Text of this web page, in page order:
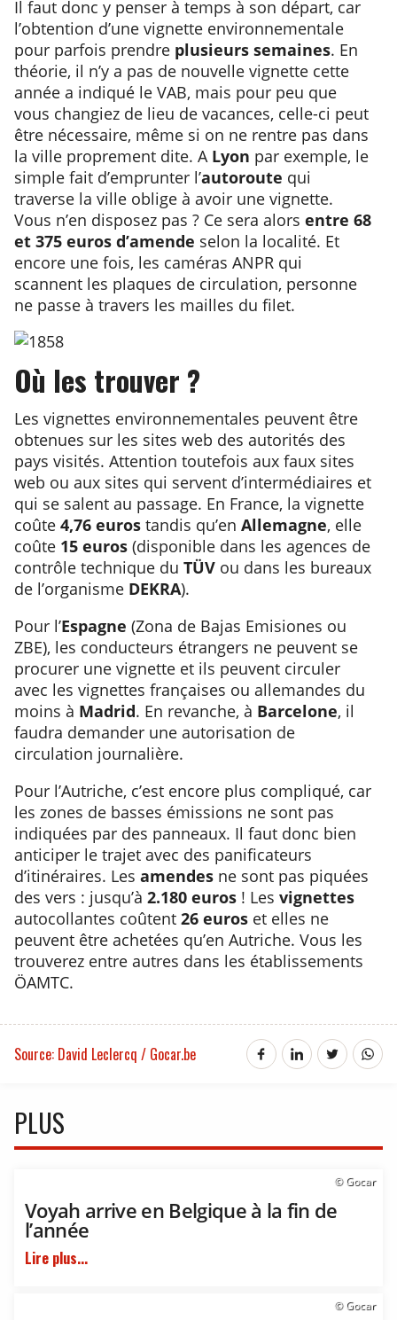
Il faut donc y penser à temps à son départ, car
l’obtention d’une vignette environnementale
pour parfois prendre plusieurs semaines. En
théorie, il n’y a pas de nouvelle vignette cette
année a indiqué le VAB, mais pour peu que
vous changiez de lieu de vacances, celle-ci peut
être nécessaire, même si on ne rentre pas dans
la ville proprement dite. A Lyon par exemple, le
simple fait d’emprunter l’autoroute qui
traverse la ville oblige à avoir une vignette.
Vous n’en disposez pas ? Ce sera alors entre 68
et 375 euros d’amende selon la localité. Et
encore une fois, les caméras ANPR qui
scannent les plaques de circulation, personne
ne passe à travers les mailles du filet.
Où les trouver ?
Les vignettes environnementales peuvent être
obtenues sur les sites web des autorités des
pays visités. Attention toutefois aux faux sites
web ou aux sites qui servent d’intermédiaires et
qui se salent au passage. En France, la vignette
coûte 4,76 euros tandis qu’en Allemagne, elle
coûte 15 euros (disponible dans les agences de
contrôle technique du TÜV ou dans les bureaux
de l’organisme DEKRA).
Pour l’Espagne (Zona de Bajas Emisiones ou
ZBE), les conducteurs étrangers ne peuvent se
procurer une vignette et ils peuvent circuler
avec les vignettes françaises ou allemandes du
moins à Madrid. En revanche, à Barcelone, il
faudra demander une autorisation de
circulation journalière.
Pour l’Autriche, c’est encore plus compliqué, car
les zones de basses émissions ne sont pas
indiquées par des panneaux. Il faut donc bien
anticiper le trajet avec des panificateurs
d’itinéraires. Les amendes ne sont pas piquées
des vers : jusqu’à 2.180 euros ! Les vignettes
autocollantes coûtent 26 euros et elles ne
peuvent être achetées qu’en Autriche. Vous les
trouverez entre autres dans les établissements
ÖAMTC.
Source: David Leclercq / Gocar.be
PLUS
© Gocar
Voyah arrive en Belgique à la fin de
l’année
Lire plus...
© Gocar